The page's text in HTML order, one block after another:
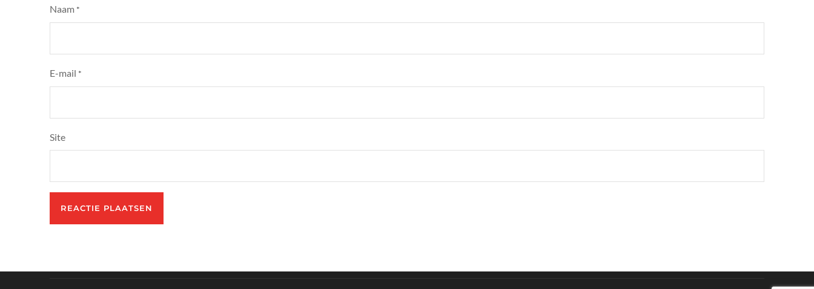
Naam *
E-mail *
Site